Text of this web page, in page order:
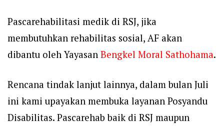
Pascarehabilitasi medik di RSJ, jika
membutuhkan rehabilitas sosial, AF akan
dibantu oleh Yayasan Bengkel Moral Sathohama.
Rencana tindak lanjut lainnya, dalam bulan Juli
ini kami upayakan membuka layanan Posyandu
Disabilitas. Pascarehab baik di RSJ maupun